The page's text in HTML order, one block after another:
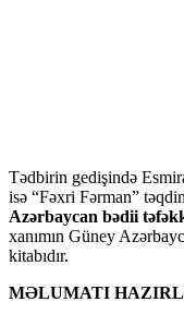
Tədbirin gedişində
isə “Fəxri Fərman”
Azərbaycan bədii
xanımın Güney
kitabıdır.
MƏLUMATI